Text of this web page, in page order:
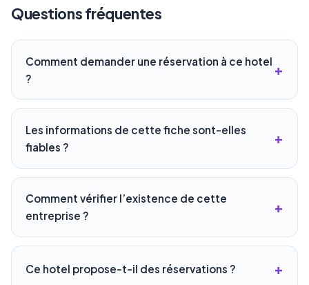
Questions fréquentes
Comment demander une réservation à ce hotel
?
Les informations de cette fiche sont-elles
fiables ?
Comment vérifier l’existence de cette
entreprise ?
Ce hotel propose-t-il des réservations ?